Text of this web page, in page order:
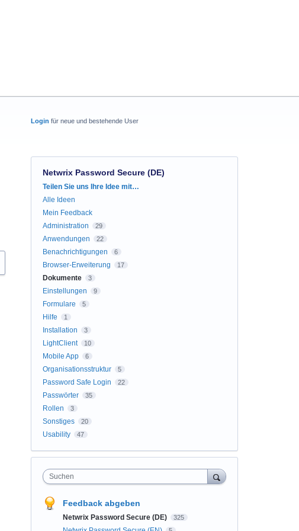
Login für neue und bestehende User
Netwrix Password Secure (DE)
Kategorien
Teilen Sie uns Ihre Idee mit…
Alle Ideen
Mein Feedback
Administration
29
Anwendungen 22
Benachrichtigungen 6
Browser-Erweiterung 17
Dokumente 3
Einstellungen 9
Formulare 5
Hilfe 1
Installation 3
LightClient 10
Mobile App 6
Organisationsstruktur 5
Password Safe Login 22
Passwörter 35
Rollen 3
Sonstiges 20
Usability 47
Suchen
Feedback abgeben
Netwrix Password Secure (DE) 325